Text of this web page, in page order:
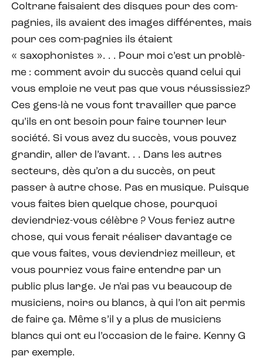
Coltrane faisaient des disques pour des com-
pagnies, ils avaient des images différentes, mais
pour ces com-pagnies ils étaient
« saxophonistes ». . . Pour moi c’est un problè-
me : comment avoir du succès quand celui qui
vous emploie ne veut pas que vous réussissiez?
Ces gens-là ne vous font travailler que parce
qu’ils en ont besoin pour faire tourner leur
société. Si vous avez du succès, vous pouvez
grandir, aller de l’avant. . . Dans les autres
secteurs, dès qu’on a du succès, on peut
passer à autre chose. Pas en musique. Puisque
vous faites bien quelque chose, pourquoi
deviendriez-vous célèbre ? Vous feriez autre
chose, qui vous ferait réaliser davantage ce
que vous faites, vous deviendriez meilleur, et
vous pourriez vous faire entendre par un
public plus large. Je n’ai pas vu beaucoup de
musiciens, noirs ou blancs, à qui l’on ait permis
de faire ça. Même s’il y a plus de musiciens
blancs qui ont eu l’occasion de le faire. Kenny G
par exemple.